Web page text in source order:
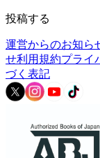
投稿する
運営からのお知ら
せ利用規約プライ
づく表記